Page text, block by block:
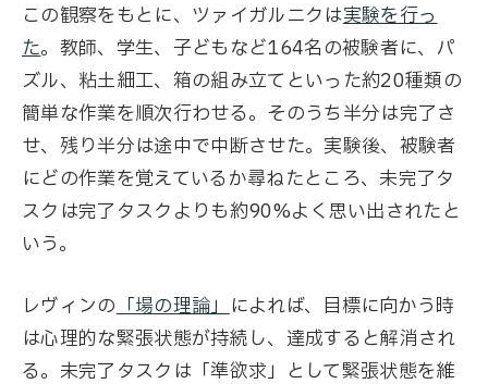
この観察をもとに、ツァイガルニクは実験を行っ
た。教師、学生、子どもなど164名の被験者に、パ
ズル、粘土細工、箱の組み立てといった約20種類の
簡単な作業を順次行わせる。そのうち半分は完了さ
せ、残り半分は途中で中断させた。実験後、被験者
にどの作業を覚えているか尋ねたところ、未完了タ
スクは完了タスクよりも約90%よく思い出されたと
いう。
レヴィンの 「場の理論」 によれば、目標に向かう時
は心理的な緊張状態が持続し、達成すると解消され
る。未完了タスクは「準欲求」として緊張状態を維